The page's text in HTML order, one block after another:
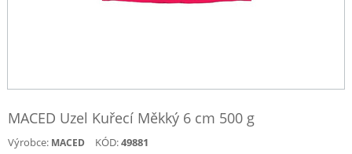
MACED Uzel Kuřecí Měkký 6 cm 500 g
Výrobce: MACED KÓD:49881